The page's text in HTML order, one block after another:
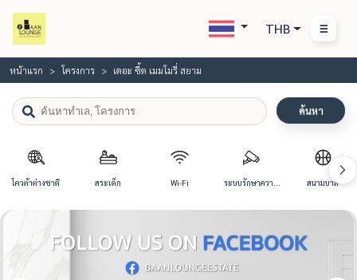
THB
หน้าแรก โครงการ เดอะ ซี้ด เมมโมรี่ สยาม
ค้นหา
โควต้าต่างชาติ สระเด็ก Wi-Fi ระบบรักษาความ สนามบาส